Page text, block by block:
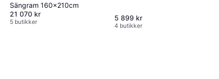
Sängram 160x210cm
21 070 kr
5 butikker 5 899 kr
4 butikker